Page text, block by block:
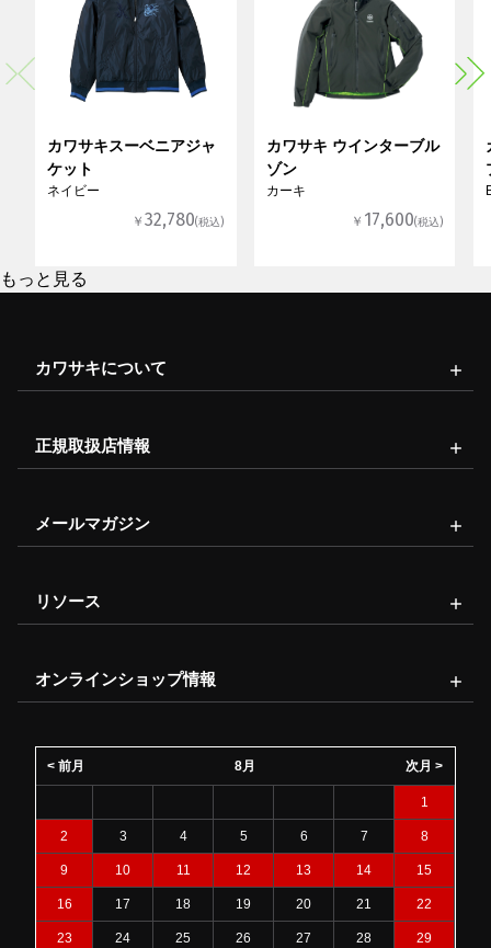
カワサキスーベニアジャ
ケット
ネイビー
￥32,780(税込)
カワサキ ウインターブル
ゾン
カーキ
￥ 17,600(税込)
もっと見る
カワサキについて
正規取扱店情報
メールマガジン
リソース
オンラインショップ情報
8月
< 前月 次月 >
1
2 3 4 5 6 7 8
9 10 11 12 13 14 15
16 17 18 19 20 21 22
23 24 25 26 27 28 29